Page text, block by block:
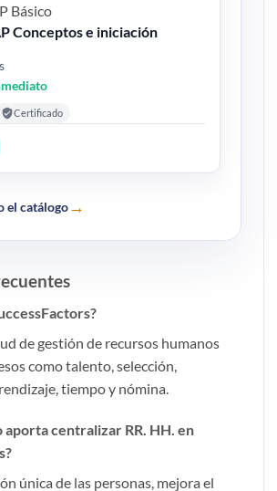
Básico
Conceptos e iniciación
Certificado
el catálogo→
de gestión de recursos humanos
como talento, selección,
tiempo y nómina.
aporta centralizar RR. HH. en
única de las personas, mejora el